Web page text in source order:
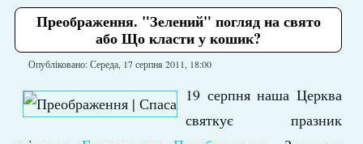
Преображення. "Зелений" погляд на свято
або Що класти у кошик?
Опубліковано: Середа, 17 серпня 2011, 18:00
19 серпня наша Церква
святкує празник